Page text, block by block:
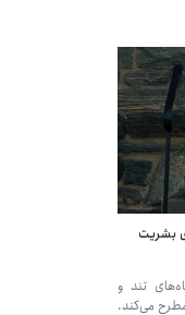
بشریت
تند و
مطرح می‌کند.